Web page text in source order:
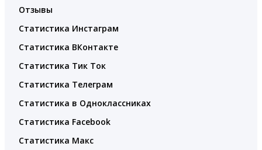
Отзывы
Статистика Инстаграм
Статистика ВКонтакте
Статистика Тик Ток
Статистика Телеграм
Статистика в Одноклассниках
Статистика Facebook
Статистика Макс